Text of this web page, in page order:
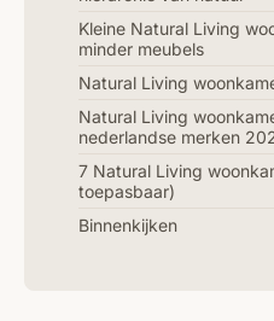
Kleine Natural Living
minder meubels
Natural Living
Natural Living
nederlandse merken
7 Natural Living
toepasbaar)
Binnenkijken